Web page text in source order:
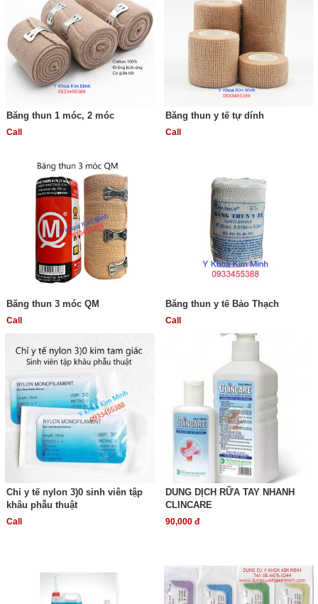
Băng thun 1 móc, 2 móc
Call
Băng thun y tế tự dính
Call
Băng thun 3 móc QM
Call
Băng thun y tế Bảo Thạch
Call
Chỉ y tế nylon 3)0 sinh viên tập
khâu phẫu thuật
Call
DUNG DỊCH RỮA TAY NHANH
CLINCARE
90,000 đ